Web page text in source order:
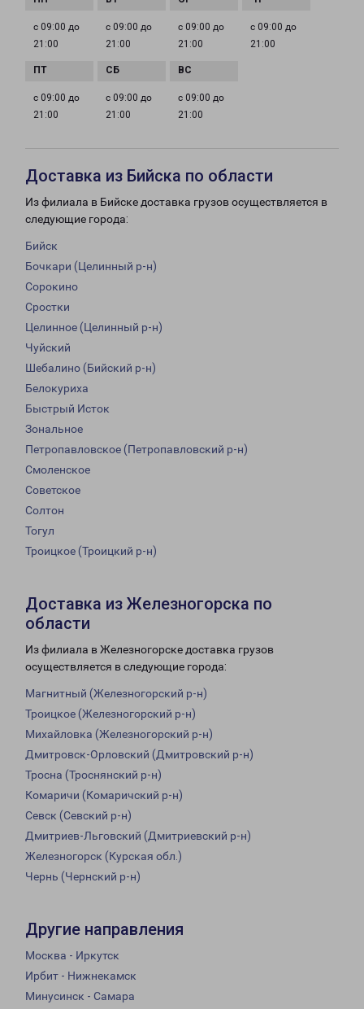
с 09:00 до
21:00
с 09:00 до
21:00
с 09:00 до
21:00
с 09:00 до
21:00
с 09:00 до
21:00
с 09:00 до
21:00
с 09:00 до
21:00
Доставка из Бийска по области
Из филиала в Бийске доставка грузов осуществляется в
следующие города:
Бийск
Бочкари (Целинный р-н)
Сорокино
Сростки
Целинное (Целинный р-н)
Чуйский
Шебалино (Бийский р-н)
Белокуриха
Быстрый Исток
Зональное
Петропавловское (Петропавловский р-н)
Смоленское
Советское
Солтон
Тогул
Троицкое (Троицкий р-н)
Доставка из Железногорска по
области
Из филиала в Железногорске доставка грузов
осуществляется в следующие города:
Магнитный (Железногорский р-н)
Троицкое (Железногорский р-н)
Михайловка (Железногорский р-н)
Дмитровск-Орловский (Дмитровский р-н)
Тросна (Троснянский р-н)
Комаричи (Комаричский р-н)
Севск (Севский р-н)
Дмитриев-Льговский (Дмитриевский р-н)
Железногорск (Курская обл.)
Чернь (Чернский р-н)
Другие направления
Москва - Иркутск
Ирбит - Нижнекамск
Минусинск - Самара